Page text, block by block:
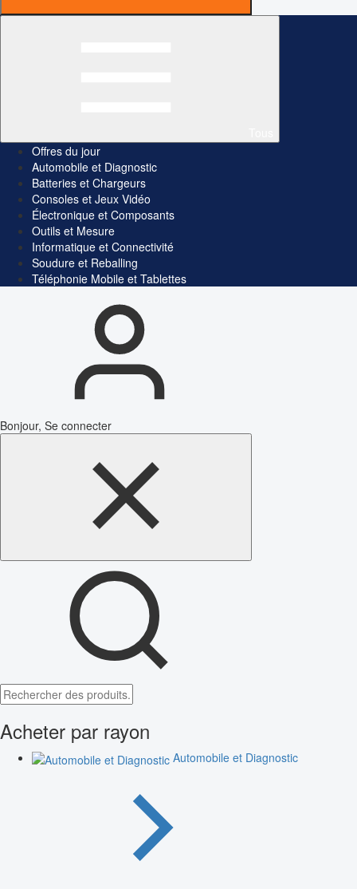
Offres du jour
Automobile et Diagnostic
Batteries et Chargeurs
Consoles et Jeux Vidéo
Électronique et Composants
Outils et Mesure
Informatique et Connectivité
Soudure et Reballing
Téléphonie Mobile et Tablettes
Bonjour, Se connecter
Acheter par rayon
Automobile et Diagnostic